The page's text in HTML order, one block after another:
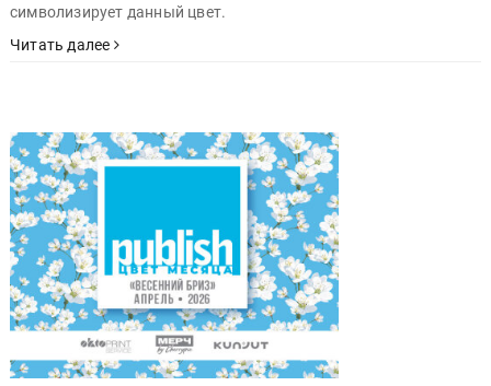
символизирует данный цвет.
Читать далее